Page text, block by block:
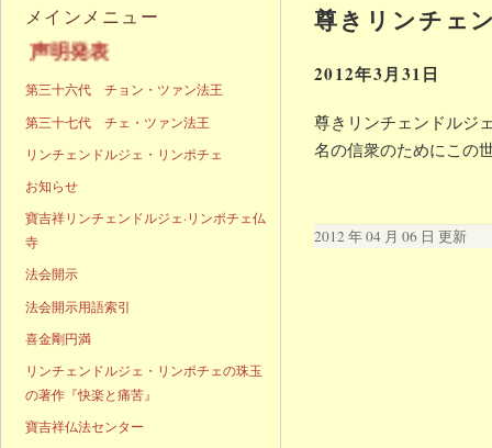
尊きリンチェ
2012年3月31日
尊きリンチェンドルジ
名の信衆のためにこの
2012 年 04 月 06 日 更新
メインメニュー
発表
第三十六代 チョン・ツァン法王
第三十七代 チェ・ツァン法王
リンチェンドルジェ・リンポチェ
お知らせ
寶吉祥リンチェンドルジェ·リンポチェ仏
寺
法会開示
法会開示用語索引
喜金剛円満
リンチェンドルジェ・リンポチェの珠玉
の著作『快楽と痛苦』
寶吉祥仏法センター